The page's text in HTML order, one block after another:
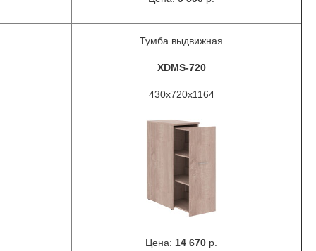
Тумба выдвижная
XDMS-720
430x720x1164
Цена: 14 670 р.